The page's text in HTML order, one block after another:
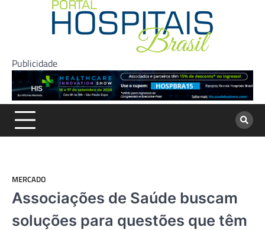
Publicidade
MERCADO
Associações de Saúde buscam
soluções para questões que têm